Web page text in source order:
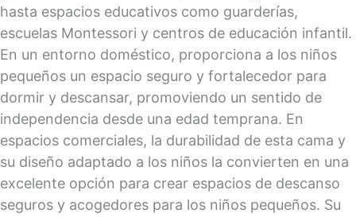
hasta espacios educativos como guarderías,
escuelas Montessori y centros de educación infantil.
En un entorno doméstico, proporciona a los niños
pequeños un espacio seguro y fortalecedor para
dormir y descansar, promoviendo un sentido de
independencia desde una edad temprana. En
espacios comerciales, la durabilidad de esta cama y
su diseño adaptado a los niños la convierten en una
excelente opción para crear espacios de descanso
seguros y acogedores para los niños pequeños. Su